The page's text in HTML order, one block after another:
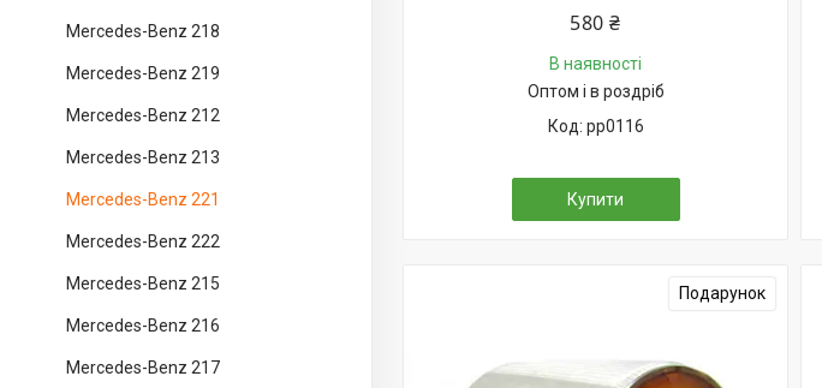
Mercedes-Benz 218
Mercedes-Benz 219
Mercedes-Benz 212
Mercedes-Benz 213
Mercedes-Benz 221
Mercedes-Benz 222
Mercedes-Benz 215
Mercedes-Benz 216
Mercedes-Benz 217
580 ₴
В наявності
Оптом і в роздріб
pp0116
Купити
Подарунок